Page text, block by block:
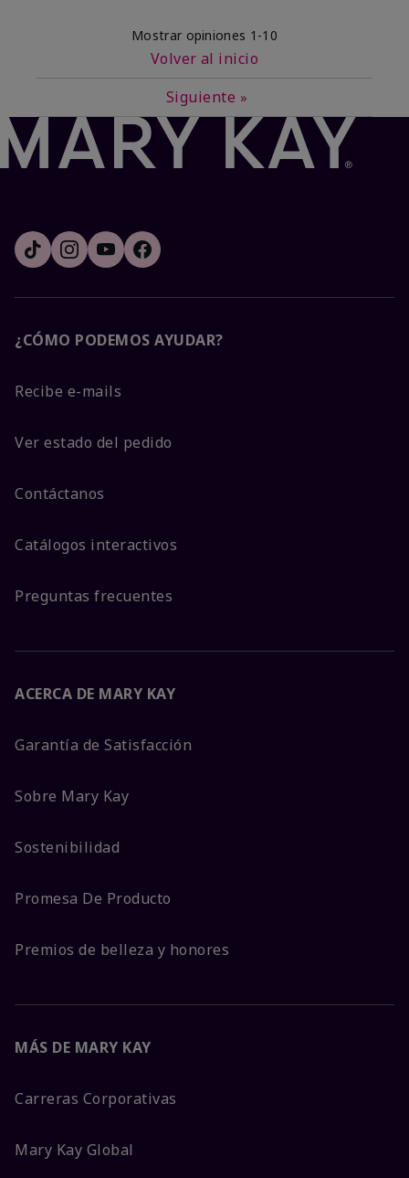
Mostrar opiniones 1-10
Volver al inicio
Siguiente »
¿CÓMO PODEMOS AYUDAR?
Recibe e-mails
Ver estado del pedido
Contáctanos
Catálogos interactivos
Preguntas frecuentes
ACERCA DE MARY KAY
Garantía de Satisfacción
Sobre Mary Kay
Sostenibilidad
Promesa De Producto
Premios de belleza y honores
MÁS DE MARY KAY
Carreras Corporativas
Mary Kay Global